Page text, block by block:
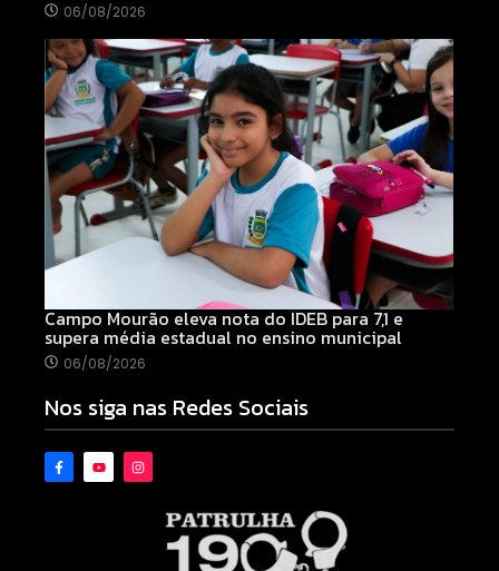
06/08/2026
Campo Mourão eleva nota do IDEB para 7,1 e
supera média estadual no ensino municipal
06/08/2026
Nos siga nas Redes Sociais